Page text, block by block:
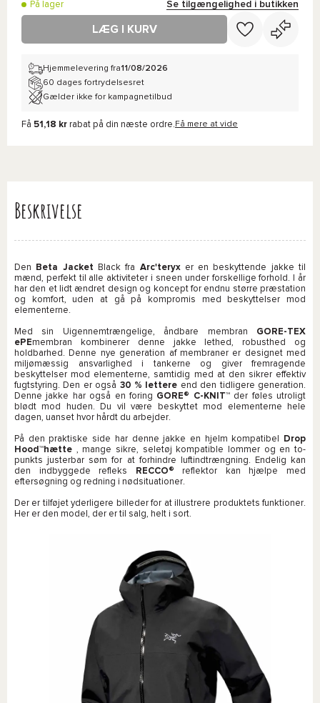
På lager Se tilgængelighed i butikken
LÆG I KURV
Hjemmelevering fra11/08/2026
60 dages fortrydelsesret
Gælder ikke for kampagnetilbud
Få 51,18 kr rabat på din næste ordre. Få mere at vide
Beskrivelse
Den Beta Jacket Black fra Arc'teryxer en beskyttende jakke til
mænd, perfekt til alle aktiviteter i sneen under forskellige forhold. I år
har den et lidt ændret design og koncept for endnu større præstation
og komfort, uden at gå på kompromis med beskyttelser mod
elementerne.
Med sin Uigennemtrængelige, åndbare membran GORE-TEX
ePEmembran kombinerer denne jakke lethed, robusthed og
holdbarhed. Denne nye generation af membraner er designet med
miljømæssig ansvarlighed i tankerne og giver fremragende
beskyttelser mod elementerne, samtidig med at den sikrer effektiv
fugtstyring. Den er også 30 % lettere end den tidligere generation.
Denne jakke har også en foring GORE® C-KNIT™der føles utroligt
blødt mod huden. Du vil være beskyttet mod elementerne hele
dagen, uanset hvor hårdt du arbejder.
På den praktiske side har denne jakke en hjelm kompatibel
Drop
Hood™hætte , mange sikre, seletøj kompatible lommer og en to-
punkts justerbar søm for at forhindre luftindtrængning. Endelig kan
den indbyggede refleks
RECCO® reflektor kan hjælpe med
eftersøgning og redning i nødsituationer.
Der er tilføjet yderligere billeder for at illustrere produktets funktioner.
Her er den model, der er til salg, helt i sort.